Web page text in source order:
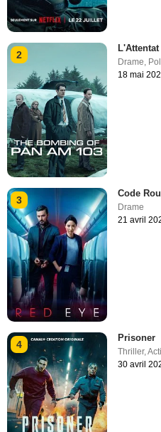
2
Drame,
18 mai
3
Code
Drame
21 avril
4
Prisoner
Thriller,
30 avril